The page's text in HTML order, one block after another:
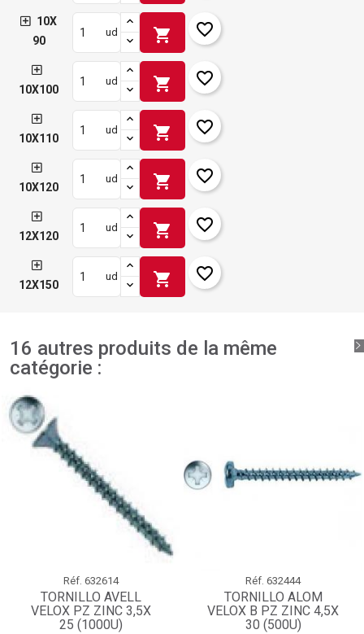
10X
90
ud shopping_cart favorite_border
10X100
ud shopping_cart favorite_border
10X110
ud shopping_cart favorite_border
10X120
ud shopping_cart favorite_border
12X120
ud shopping_cart favorite_border
12X150
ud shopping_cart favorite_border
16 autres produits de la même
catégorie :
Réf. 632614
TORNILLO AVELL
VELOX PZ ZINC 3,5X
25 (1000U)
Réf. 632444
TORNILLO ALOM
VELOX B PZ ZINC 4,5X
30 (500U)